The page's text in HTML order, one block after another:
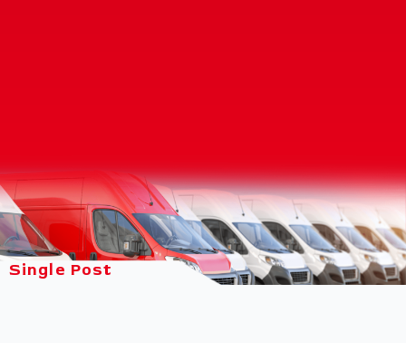
Single Post